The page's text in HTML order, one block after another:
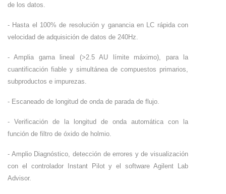
de los datos.
- Hasta el 100% de resolución y ganancia en LC rápida con
velocidad de adquisición de datos de 240Hz.
- Amplia gama lineal (>2.5 AU límite máximo), para la
cuantificación fiable y simultánea de compuestos primarios,
subproductos e impurezas.
- Escaneado de longitud de onda de parada de flujo.
- Verificación de la longitud de onda automática con la
función de filtro de óxido de holmio.
- Amplio Diagnóstico, detección de errores y de visualización
con el controlador Instant Pilot y el software Agilent Lab
Advisor.